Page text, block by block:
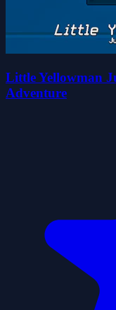
Little Yellowman
Adventure